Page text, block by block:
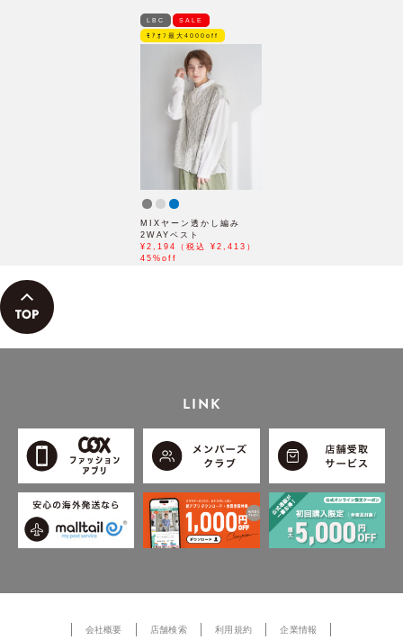
LBC SALE
ﾓｱｵﾌ最大4000off
MIXヤーン透かし編み
2WAYベスト
¥2,194（税込 ¥2,413）
45%off
LINK
会社概要 店舗検索 利用規約 企業情報